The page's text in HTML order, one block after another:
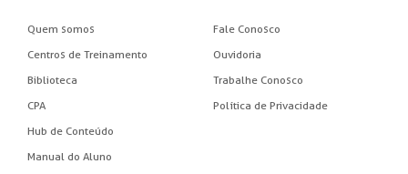
Quem somos
Centros de Treinamento
Biblioteca
CPA
Hub de Conteúdo
Manual do Aluno
Fale Conosco
Ouvidoria
Trabalhe Conosco
Política de Privacidade